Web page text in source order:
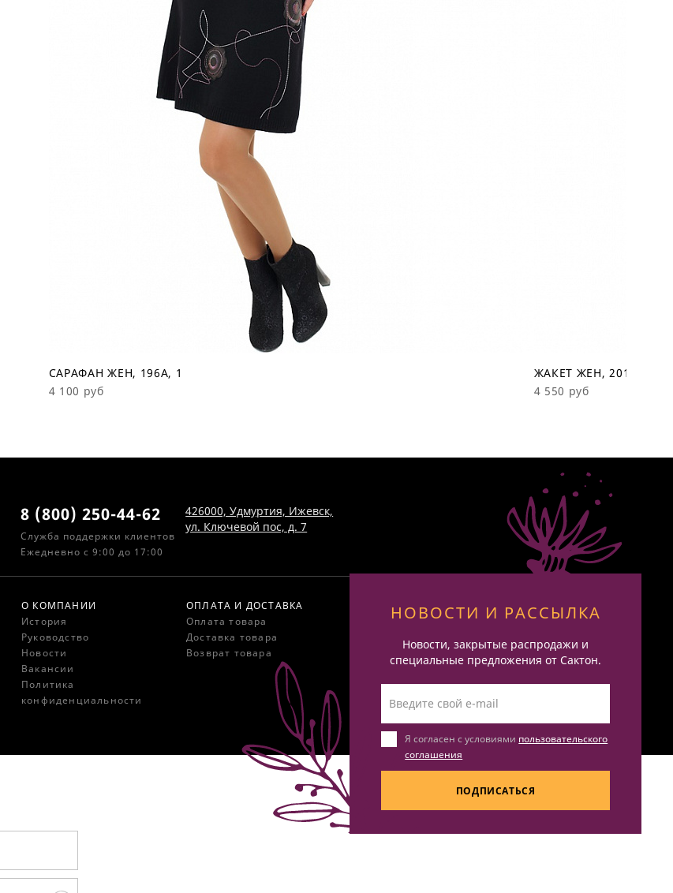
САРАФАН ЖЕН, 196А, 1
4 100 руб
ЖАКЕТ ЖЕН, 201А, 1
4 550 руб
8 (800) 250-44-62
Служба поддержки клиентов
Ежедневно с 9:00 до 17:00
426000, Удмуртия, Ижевск,
ул. Ключевой пос, д. 7
О КОМПАНИИ
История
Руководство
Новости
Вакансии
Политика
конфиденциальности
ОПЛАТА И ДОСТАВКА
Оплата товара
Доставка товара
Возврат товара
НОВОСТИ И РАССЫЛКА
Новости, закрытые распродажи и
специальные предложения от Сактон.
Я согласен с условиями пользовательского
соглашения
ПОДПИСАТЬСЯ